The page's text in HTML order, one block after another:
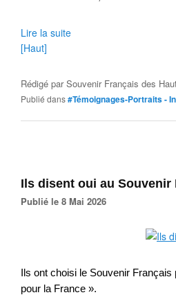
Lire la suite
[Haut]
Rédigé parSouvenir Français des
Publié dans#Témoignages-Portraits -
Ils disent oui au Souvenir
Publié le 8 Mai 2026
Ils ont choisi le Souvenir
pour la France ».